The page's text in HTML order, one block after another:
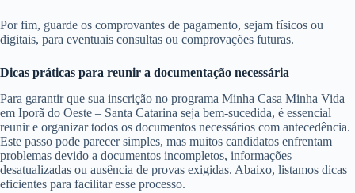
Por fim, guarde os comprovantes de pagamento, sejam físicos ou
digitais, para eventuais consultas ou comprovações futuras.
Dicas práticas para reunir a documentação necessária
Para garantir que sua inscrição no programa Minha Casa Minha Vida
em Iporã do Oeste – Santa Catarina seja bem-sucedida, é essencial
reunir e organizar todos os documentos necessários com antecedência.
Este passo pode parecer simples, mas muitos candidatos enfrentam
problemas devido a documentos incompletos, informações
desatualizadas ou ausência de provas exigidas. Abaixo, listamos dicas
eficientes para facilitar esse processo.